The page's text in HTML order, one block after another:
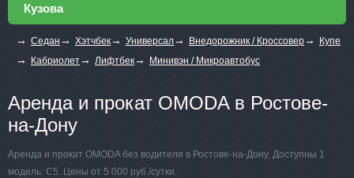
Кузова
→ Седан → Хэтчбек→ Универсал→ Внедорожник / Кроссовер→ Купе
→ Кабриолет→ Лифтбек→ Минивэн / Микроавтобус
Аренда и прокат OMODA в Ростове-
на-Дону
Аренда и прокат OMODA без водителя в Ростове-на-Дону. Доступны 1
модель: C5. Цены от 5 000 руб./сутки.